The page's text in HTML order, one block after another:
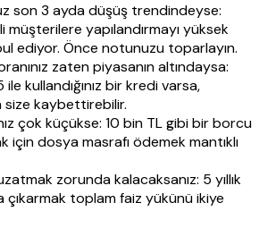
son 3 ayda düşüş trendindeyse:
müşterilere yapılandırmayı yüksek
ediyor. Önce notunuzu toparlayın.
zaten piyasanın altındaysa:
ile kullandığınız bir kredi varsa,
size kaybettirebilir.
çok küçükse: 10 bin TL gibi bir borcu
için dosya masrafı ödemek mantıklı
zorunda kalacaksanız: 5 yıllık
çıkarmak toplam faiz yükünü ikiye